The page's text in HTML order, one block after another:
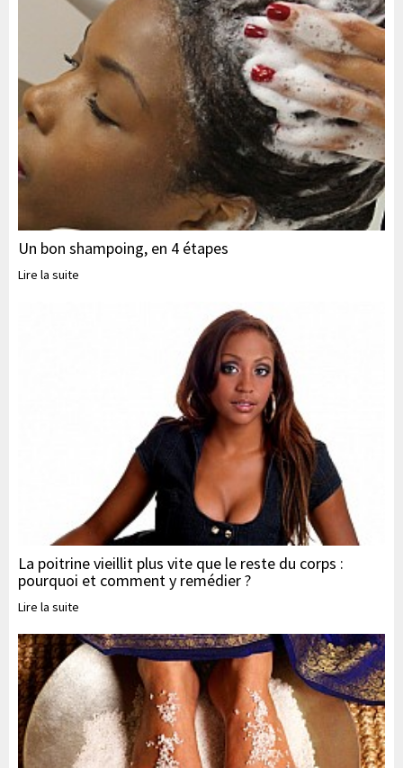
Un bon shampoing, en 4 étapes
Lire la suite
La poitrine vieillit plus vite que le reste du corps :
pourquoi et comment y remédier ?
Lire la suite